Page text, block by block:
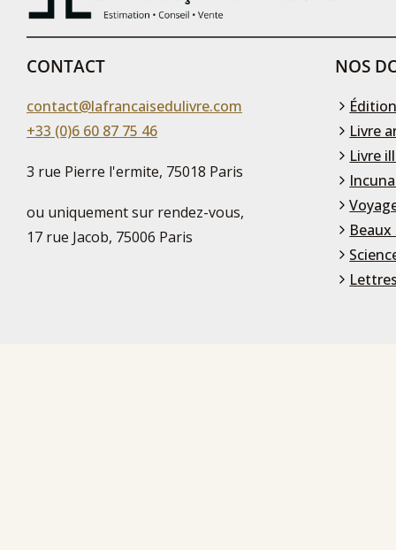
CONTACT
contact@lafrancaisedulivre.com
+33 (0)6 60 87 75 46
3 rue Pierre l'ermite, 75018 Paris
ou uniquement sur rendez-vous,
17 rue Jacob, 75006 Paris
NOS
Livre
Livre